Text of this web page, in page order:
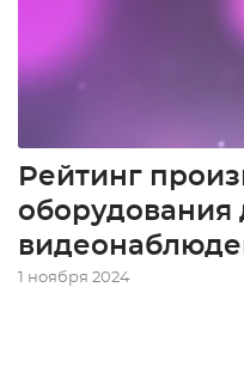
Рейтинг
оборудования
1 ноября 2024